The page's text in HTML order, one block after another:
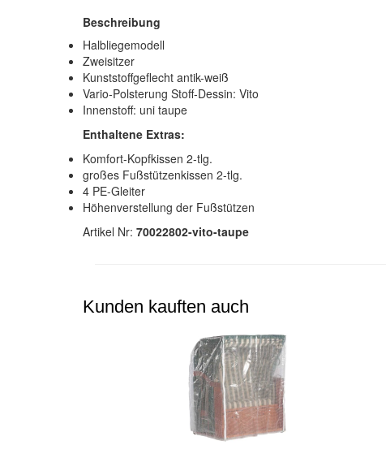
Beschreibung
Halbliegemodell
Zweisitzer
Kunststoffgeflecht antik-weiß
Vario-Polsterung Stoff-Dessin: Vito
Innenstoff: uni taupe
Enthaltene Extras:
Komfort-Kopfkissen 2-tlg.
großes Fußstützenkissen 2-tlg.
4 PE-Gleiter
Höhenverstellung der Fußstützen
Artikel Nr: 70022802-vito-taupe
Kunden kauften auch